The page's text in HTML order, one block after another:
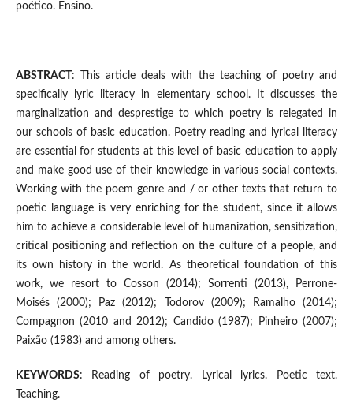
poético. Ensino.
ABSTRACT : This article deals with the teaching of poetry and
specifically lyric literacy in elementary school. It discusses the
marginalization and desprestige to which poetry is relegated in
our schools of basic education. Poetry reading and lyrical literacy
are essential for students at this level of basic education to apply
and make good use of their knowledge in various social contexts.
Working with the poem genre and / or other texts that return to
poetic language is very enriching for the student, since it allows
him to achieve a considerable level of humanization, sensitization,
critical positioning and reflection on the culture of a people, and
its own history in the world. As theoretical foundation of this
work, we resort to Cosson (2014); Sorrenti (2013), Perrone-
Moisés (2000); Paz (2012); Todorov (2009); Ramalho (2014);
Compagnon (2010 and 2012); Candido (1987); Pinheiro (2007);
Paixão (1983) and among others.
KEYWORDS: Reading of poetry. Lyrical lyrics. Poetic text.
Teaching.